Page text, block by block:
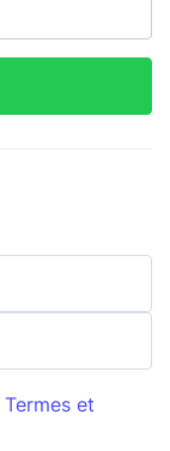
Termes et